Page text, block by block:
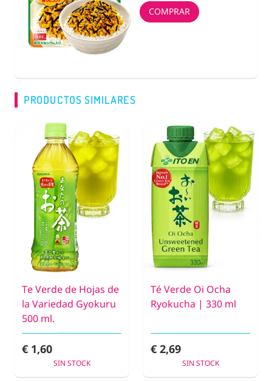
COMPRAR
PRODUCTOS SIMILARES
Te Verde de Hojas de
la Variedad Gyokuru
500 ml.
€ 1,60
SIN STOCK
Té Verde Oi Ocha
Ryokucha | 330 ml
€ 2,69
SIN STOCK